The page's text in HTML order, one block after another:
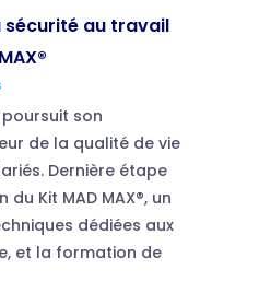
sécurité au travail
poursuit son
de la qualité de vie
Dernière étape
Kit MAD MAX®, un
dédiées aux
et la formation de